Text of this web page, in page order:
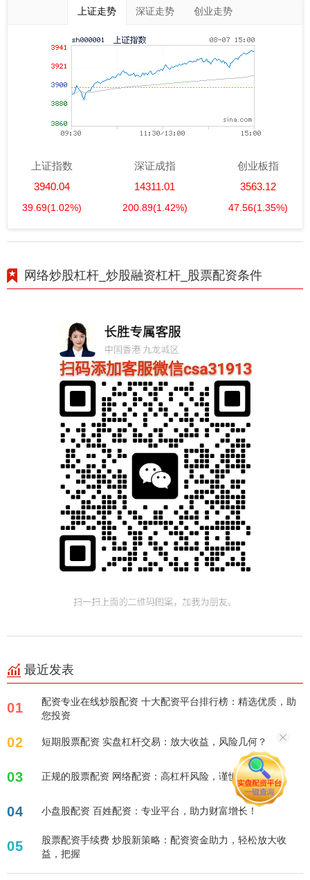
上证走势 深证走势 创业走势
上证指数
3940.04
39.69(1.02%)
深证成指
14311.01
200.89(1.42%)
创业板指
3563.12
47.56(1.35%)
网络炒股杠杆_炒股融资杠杆_股票配资条件
最近发表
01
配资专业在线炒股配资 十大配资平台排行榜：精选优质，助
您投资
02 短期股票配资 实盘杠杆交易：放大收益，风险几何？
03 正规的股票配资 网络配资：高杠杆风险，谨慎选择！
04 小盘股配资 百姓配资：专业平台，助力财富增长！
05
股票配资手续费 炒股新策略：配资资金助力，轻松放大收
益，把握